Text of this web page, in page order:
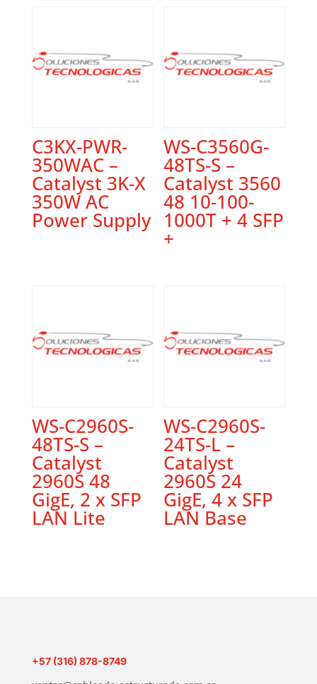
C3KX-PWR-
350WAC –
Catalyst 3K-X
350W AC
Power Supply
WS-C3560G-
48TS-S –
Catalyst 3560
48 10-100-
1000T + 4 SFP
+
WS-C2960S-
48TS-S –
Catalyst
2960S 48
GigE, 2 x SFP
LAN Lite
WS-C2960S-
24TS-L –
Catalyst
2960S 24
GigE, 4 x SFP
LAN Base
+57 (316) 878-8749